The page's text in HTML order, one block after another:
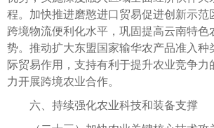
程。加快推进磨憨进口贸易促进创新示范
跨境物流便利化水平，巩固提高云南特色
势。推动扩大东盟国家输华农产品准入种
际贸易作用，支持有利于提升农业竞争力
力开展跨境农业合作。
六、持续强化农业科技和装备支撑